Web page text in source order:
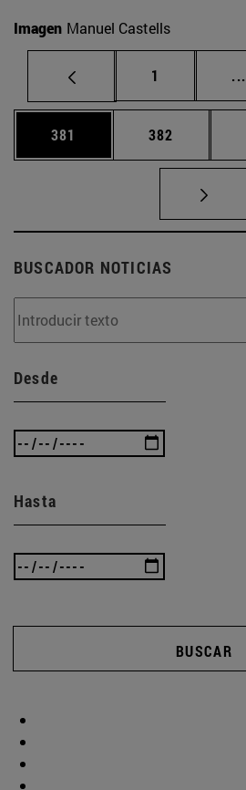
Imagen Manuel Castells
Página
1 ...
Página
381 Página
382
BUSCADOR NOTICIAS
Desde
Hasta
BUSCAR